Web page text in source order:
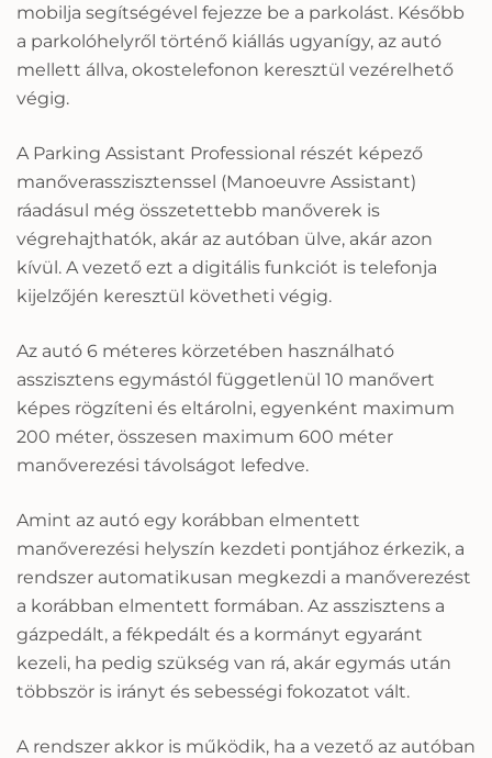
mobilja segítségével fejezze be a parkolást. Később
a parkolóhelyről történő kiállás ugyanígy, az autó
mellett állva, okostelefonon keresztül vezérelhető
végig.
A Parking Assistant Professional részét képező
manőverasszisztenssel (Manoeuvre Assistant)
ráadásul még összetettebb manőverek is
végrehajthatók, akár az autóban ülve, akár azon
kívül. A vezető ezt a digitális funkciót is telefonja
kijelzőjén keresztül követheti végig.
Az autó 6 méteres körzetében használható
asszisztens egymástól függetlenül 10 manővert
képes rögzíteni és eltárolni, egyenként maximum
200 méter, összesen maximum 600 méter
manőverezési távolságot lefedve.
Amint az autó egy korábban elmentett
manőverezési helyszín kezdeti pontjához érkezik, a
rendszer automatikusan megkezdi a manőverezést
a korábban elmentett formában. Az asszisztens a
gázpedált, a fékpedált és a kormányt egyaránt
kezeli, ha pedig szükség van rá, akár egymás után
többször is irányt és sebességi fokozatot vált.
A rendszer akkor is működik, ha a vezető az autóban